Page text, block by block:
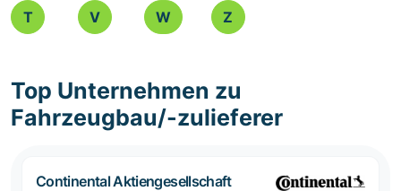
T V W Z
Top Unternehmen zu
Fahrzeugbau/-zulieferer
Continental Aktiengesellschaft